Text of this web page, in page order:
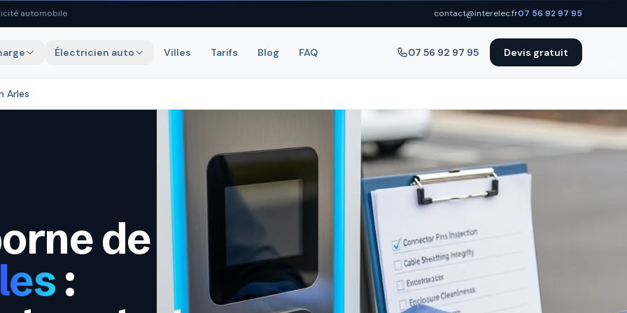
automobile contact@interelec.fr07 56 92 97 95
Électricien auto Villes Tarifs Blog FAQ 07 56 92 97 95 Devis gratuit
Arles
de
: